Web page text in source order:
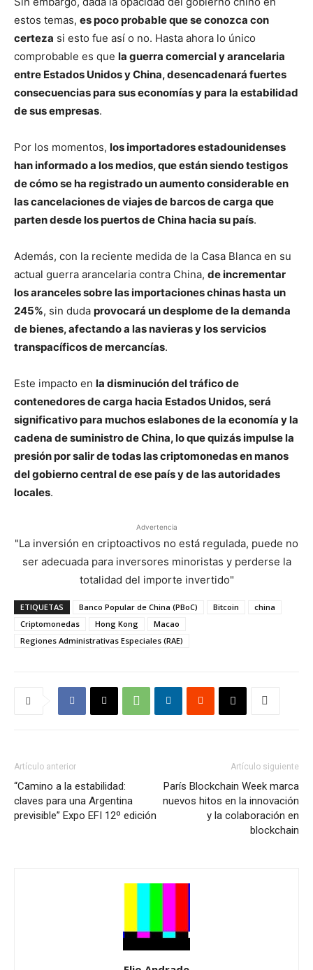
estos temas, es poco probable que se conozca con
certeza si esto fue así o no. Hasta ahora lo único
comprobable es que la guerra comercial y arancelaria
entre Estados Unidos y China, desencadenará fuertes
consecuencias para sus economías y para la estabilidad
de sus empresas.
Por los momentos, los importadores estadounidenses
han informado a los medios, que están siendo testigos
de cómo se ha registrado un aumento considerable en
las cancelaciones de viajes de barcos de carga que
parten desde los puertos de China hacia su país.
Además, con la reciente medida de la Casa Blanca en su
actual guerra arancelaria contra China, de incrementar
los aranceles sobre las importaciones chinas hasta un
245%, sin duda provocará un desplome de la demanda
de bienes, afectando a las navieras y los servicios
transpacíficos de mercancías.
Este impacto en la disminución del tráfico de
contenedores de carga hacia Estados Unidos, será
significativo para muchos eslabones de la economía y la
cadena de suministro de China, lo que quizás impulse la
presión por salir de todas las criptomonedas en manos
del gobierno central de ese país y de las autoridades
locales.
Advertencia
"La inversión en criptoactivos no está regulada, puede no
ser adecuada para inversores minoristas y perderse la
totalidad del importe invertido"
ETIQUETAS Banco Popular de China (PBoC) Bitcoin
china
Criptomonedas
Hong Kong
Macao
Regiones Administrativas Especiales (RAE)
Artículo anterior
“Camino a la estabilidad:
claves para una Argentina
previsible” Expo EFI 12º edición
Artículo siguiente
París Blockchain Week marca
nuevos hitos en la innovación
y la colaboración en
blockchain